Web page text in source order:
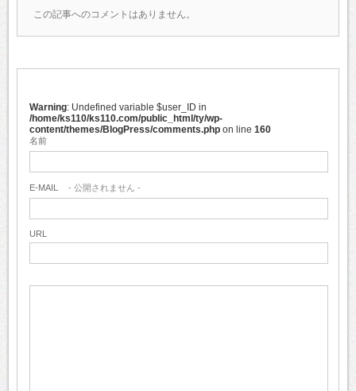
この記事へのコメントはありません。
Warning : Undefined variable $user_ID in
/home/ks110/ks110.com/public_html/ty/wp-
content/themes/BlogPress/comments.php on line 160
名前
E-MAIL - 公開されません -
URL